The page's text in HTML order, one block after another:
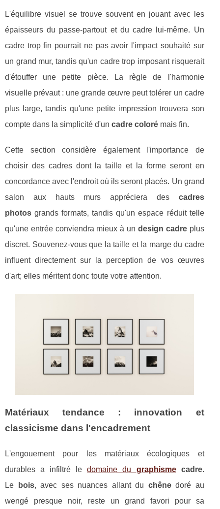
L'équilibre visuel se trouve souvent en jouant avec les
épaisseurs du passe-partout et du cadre lui-même. Un
cadre trop fin pourrait ne pas avoir l'impact souhaité sur
un grand mur, tandis qu'un cadre trop imposant risquerait
d'étouffer une petite pièce. La règle de l'harmonie
visuelle prévaut : une grande œuvre peut tolérer un cadre
plus large, tandis qu'une petite impression trouvera son
compte dans la simplicité d'un cadre coloré mais fin.
Cette section considère également l'importance de
choisir des cadres dont la taille et la forme seront en
concordance avec l'endroit où ils seront placés. Un grand
salon aux hauts murs appréciera des cadres
photos grands formats, tandis qu'un espace réduit telle
qu'une entrée conviendra mieux à un design cadreplus
discret. Souvenez-vous que la taille et la marge du cadre
influent directement sur la perception de vos œuvres
d'art; elles méritent donc toute votre attention.
Matériaux tendance : innovation et
classicisme dans l'encadrement
L'engouement pour les matériaux écologiques et
durables a infiltré ledomaine du graphismecadre.
Le
bois, avec ses nuances allant du chênedoré au
wengé presque noir, reste un grand favori pour sa